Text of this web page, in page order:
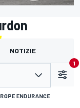
NOTIZIE
1
ENDURANCE